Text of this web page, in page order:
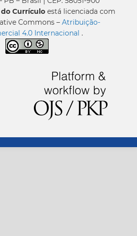
do Currículo está licenciada com
Commons – Atribuição-
4.0 Internacional .